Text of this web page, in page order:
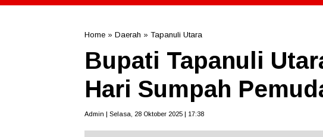
Home » Daerah » Tapanuli Utara
Bupati Tapanuli
Hari Sumpah
Admin | Selasa, 28 Oktober 2025 | 17:38